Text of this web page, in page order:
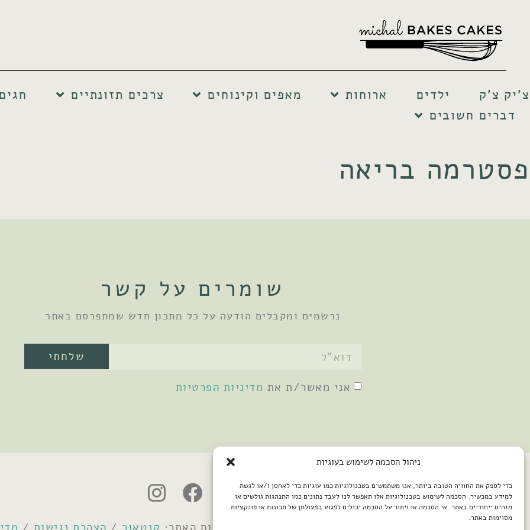
ניהול הסכמה לשימוש בעוגיות
כדי לספק את החוויה הטובה ביותר, אנו משתמשים בטכנולוגיות כמו עוגיות כדי לאחסן ו/או לגשת
למידע במכשיר. הסכמה לשימוש בטכנולוגיות אלו תאפשר לנו לעבד נתונים כמו התנהגות גולשים או
מזהים ייחודיים באתר. אי הסכמה או ויתור על הסכמה יכולים לפגוע בפעולתן של תכונות או פונקציות
מסוימות באתר.
צ'יק צ'ק ילדים ארוחות מאפים וקינוחים צרכים תזונתיים
חגים
דברים חשובים
פסטרמה בריאה
שומרים על קשר
נרשמים ומקבלים הודעה על כל מתכון חדש שמתפרסם באתר
אני מאשר/ת את מדיניות הפרטיות
שלחתי